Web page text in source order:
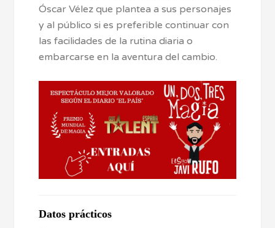
Óscar Vélez que plantea a sus personajes
y al público si es preferible continuar con
las facilidades de la rutina diaria o
embarcarse en la aventura del cambio.
Datos prácticos